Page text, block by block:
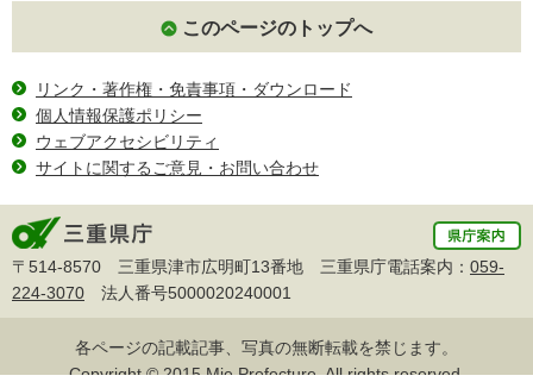
このページのトップへ
リンク・著作権・免責事項・ダウンロード
個人情報保護ポリシー
ウェブアクセシビリティ
サイトに関するご意見・お問い合わせ
〒514-8570 三重県津市広明町13番地 三重県庁電話案内： 059-
224-3070 法人番号5000020240001
各ページの記載記事、写真の無断転載を禁じます。
Copyright © 2015 Mie Prefecture, All rights reserved.